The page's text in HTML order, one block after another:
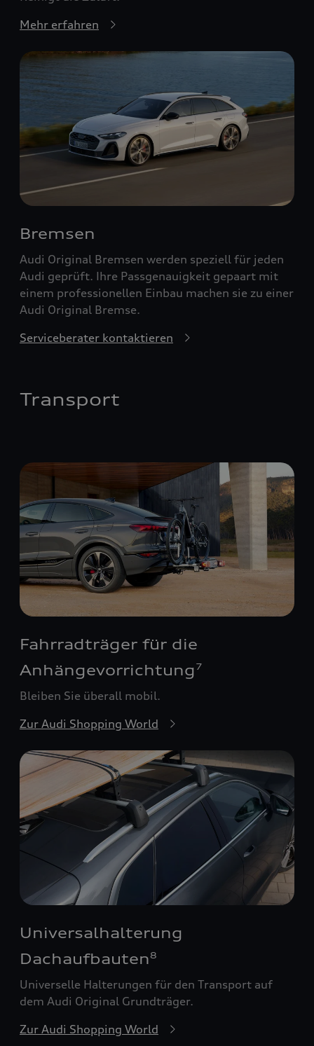
Mehr erfahren
Bremsen
Audi Original Bremsen werden speziell für jeden
Audi geprüft. Ihre Passgenauigkeit gepaart mit
einem professionellen Einbau machen sie zu einer
Audi Original Bremse.
Serviceberater kontaktieren
Transport
Fahrradträger für die
Anhängevorrichtung 7
Bleiben Sie überall mobil.
Zur Audi Shopping World
Universalhalterung
Dachaufbauten8
Universelle Halterungen für den Transport auf
dem Audi Original Grundträger.
Zur Audi Shopping World